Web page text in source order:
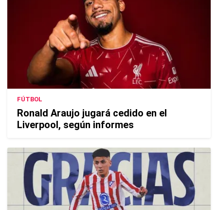
FÚTBOL
Ronald Araujo jugará cedido en el
Liverpool, según informes